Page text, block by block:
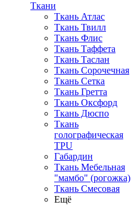
Ткани
Ткань Атлас
Ткань Твилл
Ткань Флис
Ткань Таффета
Ткань Таслан
Ткань Сорочечная
Ткань Сетка
Ткань Гретта
Ткань Оксфорд
Ткань Дюспо
Ткань
голографическая
TPU
Габардин
Ткань Мебельная
"мамбо" (рогожка)
Ткань Смесовая
Ещё